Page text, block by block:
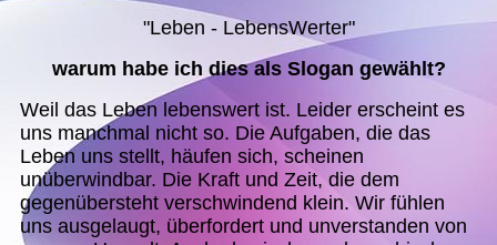
"Leben - LebensWerter"
warum habe ich dies als Slogan gewählt?
Weil das Leben lebenswert ist. Leider erscheint es
uns manchmal nicht so. Die Aufgaben, die das
Leben uns stellt, häufen sich, scheinen
unüberwindbar. Die Kraft und Zeit, die dem
gegenübersteht verschwindend klein. Wir fühlen
uns ausgelaugt, überfordert und unverstanden von